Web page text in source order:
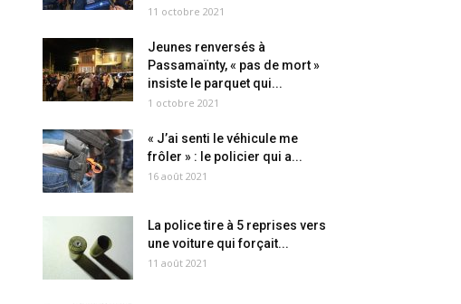
11 octobre 2021
Jeunes renversés à
Passamaïnty, « pas de mort »
insiste le parquet qui...
1 octobre 2021
« J’ai senti le véhicule me
frôler » : le policier qui a...
16 août 2021
La police tire à 5 reprises vers
une voiture qui forçait...
11 août 2021